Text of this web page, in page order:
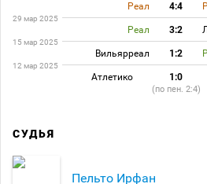
Реал 4:4
29 мар 2025
Реал 3:2
15 мар 2025
Вильярреал 1:2
12 мар 2025
Атлетико 1:0
(по пен. 2:4)
СУДЬЯ
Пельто Ирфан